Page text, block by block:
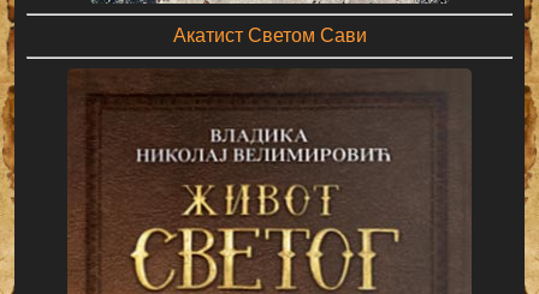
Акатист Светом Сави